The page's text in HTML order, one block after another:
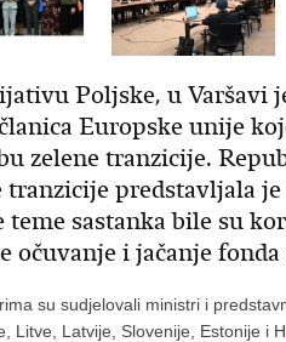
Poljske, u Varšavi
Europske unije
zelene tranzicije.
tranzicije predstavljala
teme sastanka bile su
očuvanje i jačanje
su sudjelovali ministri i
Litve, Latvije, Slovenije, Estonije i